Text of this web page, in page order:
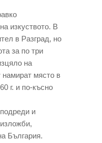
изкуството. В
в Разград, но
за по три
на
намират място в
г. и по-късно
и
България.